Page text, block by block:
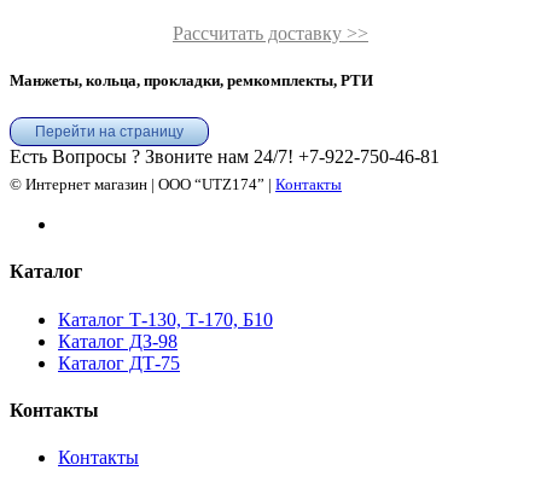
Рассчитать доставку >>
Манжеты, кольца, прокладки, ремкомплекты, РТИ
Перейти на страницу
Есть Вопросы ? Звоните нам 24/7! +7-922-750-46-81
© Интернет магазин | ООО “UTZ174” | Контакты
Каталог
Каталог Т-130, Т-170, Б10
Каталог ДЗ-98
Каталог ДТ-75
Контакты
Контакты